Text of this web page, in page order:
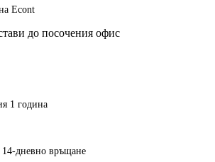
Econt
до посочения офис
1 година
14-дневно връщане